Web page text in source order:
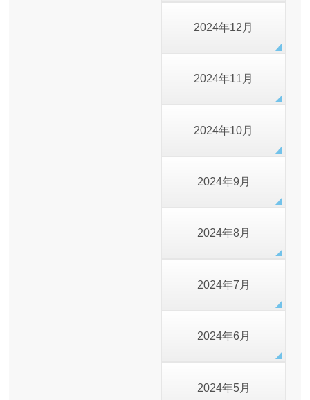
2024年12月
2024年11月
2024年10月
2024年9月
2024年8月
2024年7月
2024年6月
2024年5月